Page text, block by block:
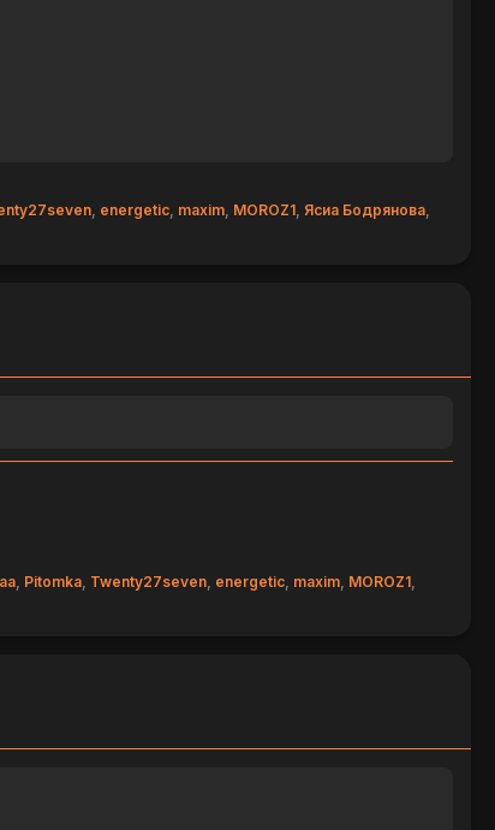
, energetic, maxim, MOROZ1, Ясиа Бодрянова,
, Pitomka, Twenty27seven, energetic, maxim, MOROZ1,